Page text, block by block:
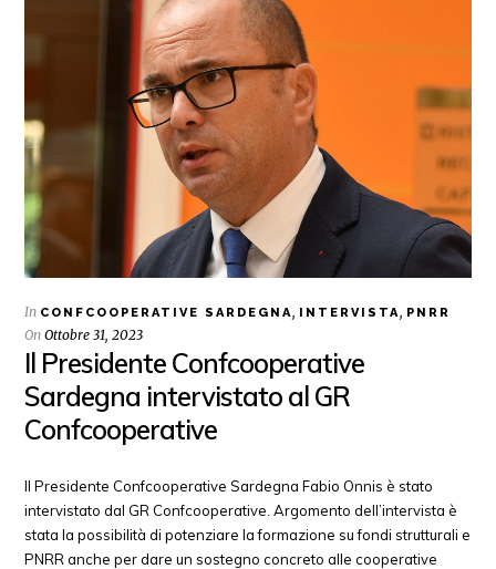
In CONFCOOPERATIVE SARDEGNA , INTERVISTA , PNRR
OnOttobre 31, 2023
Il Presidente Confcooperative
Sardegna intervistato al GR
Confcooperative
Il Presidente Confcooperative Sardegna Fabio Onnis è stato
intervistato dal GR Confcooperative. Argomento dell’intervista è
stata la possibilità di potenziare la formazione su fondi strutturali e
PNRR anche per dare un sostegno concreto alle cooperative